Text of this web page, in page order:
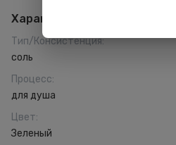
Характеристики
Тип/Консистенция:
соль
Процесс:
для душа
Цвет:
Зеленый